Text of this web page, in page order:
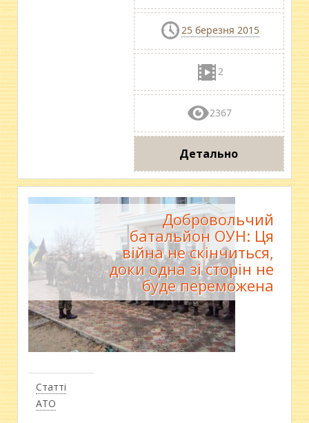
25 березня 2015
2
2367
Детально
Статті
АТО
Добровольчий
батальйон ОУН: Ця
війна не скінчиться,
доки одна зі сторін не
буде переможена